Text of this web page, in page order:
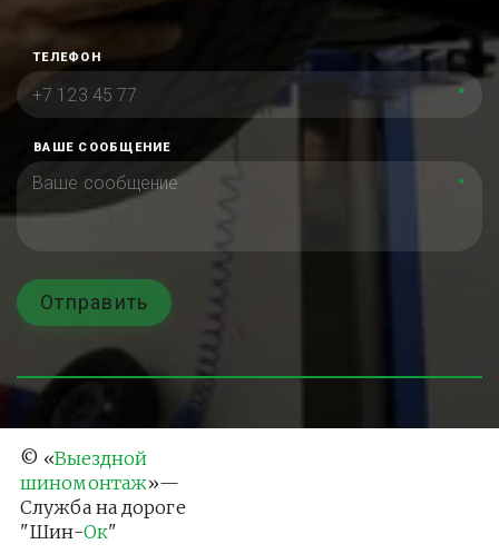
ТЕЛЕФОН
*
ВАШЕ СООБЩЕНИЕ
*
Отправить
© «Выездной
шиномонтаж»—
Служба на дороге
"Шин-Ок"